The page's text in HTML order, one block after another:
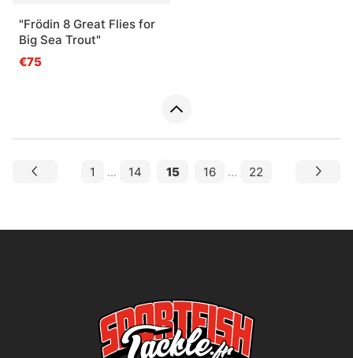
"Frödin 8 Great Flies for
Big Sea Trout"
€75
1 ... 14 15 16 ... 22